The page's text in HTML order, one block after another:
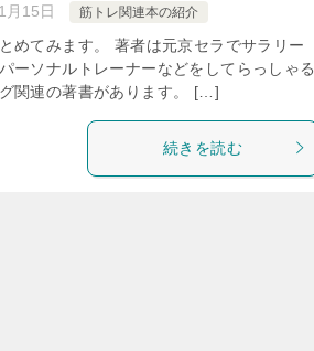
月15日 筋トレ関連本の紹介
めてみます。 著者は元京セラでサラリー
ーソナルトレーナーなどをしてらっしゃる
関連の著書があります。 […]
続きを読む